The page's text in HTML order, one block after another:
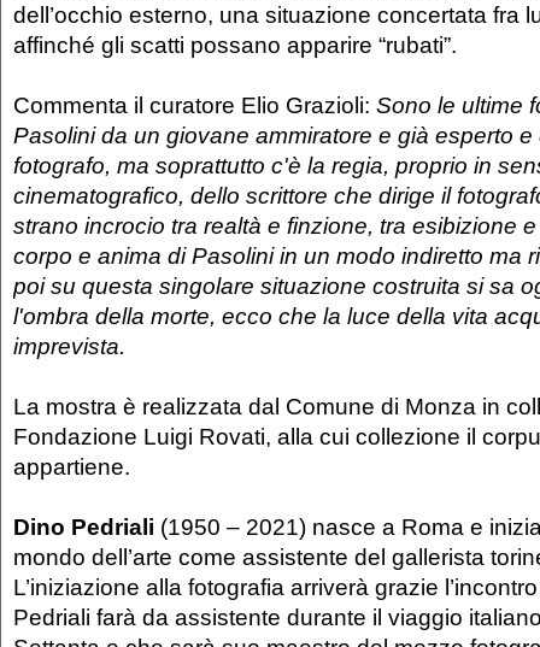
dell’occhio esterno, una situazione concertata fra
affinché gli scatti possano apparire “rubati”.
Commenta il curatore Elio Grazioli: Sono le ultime
Pasolini da un giovane ammiratore e già esperto
fotografo, ma soprattutto c'è la regia, proprio in
cinematografico, dello scrittore che dirige il
strano incrocio tra realtà e finzione, tra esibizione
corpo e anima di Pasolini in un modo indiretto ma
poi su questa singolare situazione costruita si sa
l'ombra della morte, ecco che la luce della vita
imprevista.
La mostra è realizzata dal Comune di Monza in
Fondazione Luigi Rovati, alla cui collezione il
appartiene.
Dino Pedriali (1950 – 2021) nasce a Roma e
mondo dell’arte come assistente del gallerista
L’iniziazione alla fotografia arriverà grazie
Pedriali farà da assistente durante il viaggio